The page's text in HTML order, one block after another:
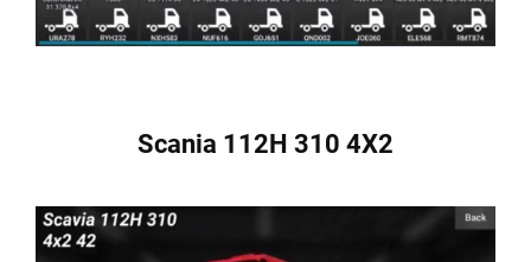
Scania 112H 310 4X2